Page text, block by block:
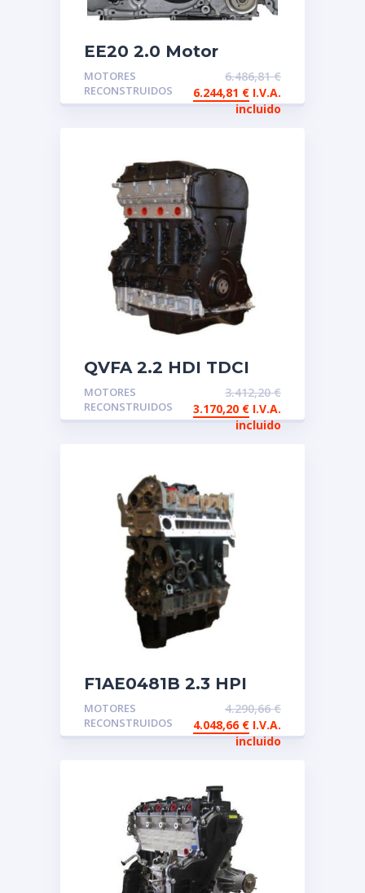
EE20 2.0 Motor
Subaru Boxer
reconstruido de
intercambio
MOTORES
RECONSTRUIDOS
6.486,81€
6.244,81 € I.V.A.
incluido
QVFA 2.2 HDI TDCI
Motor de intercambio
reconstruido Ford PSA
MOTORES
RECONSTRUIDOS
3.412,20€
3.170,20 € I.V.A.
incluido
F1AE0481B 2.3 HPI
Motor de intercambio
reconstruido IVECO
MOTORES
RECONSTRUIDOS
4.290,66€
4.048,66 € I.V.A.
incluido